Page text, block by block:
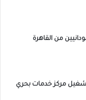
من القاهرة
مركز خدمات بحري